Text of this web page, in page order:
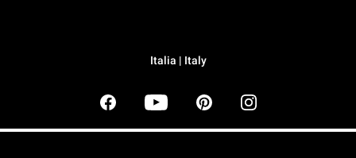
Italia | Italy